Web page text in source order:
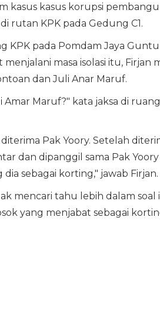
kasus kasus korupsi
rutan KPK pada Gedung C1.
KPK pada Pomdam Jaya
menjalani masa isolasi itu,
dan Juli Anar Maruf.
Maruf?" kata jaksa di
Pak Yoory. Setelah
dan dipanggil sama Pak Yoory
sebagai korting," jawab Firjan.
mencari tahu lebih dalam soal
yang menjabat sebagai